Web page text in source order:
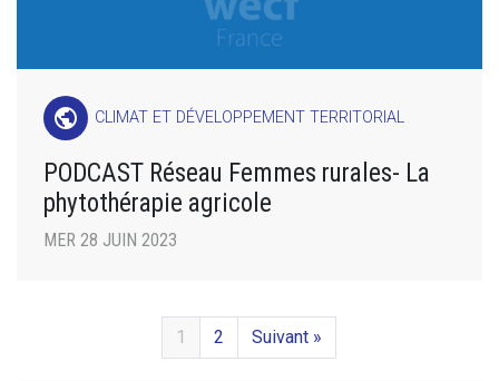
public CLIMAT ET DÉVELOPPEMENT TERRITORIAL
PODCAST Réseau Femmes rurales- La
phytothérapie agricole
MER 28 JUIN 2023
1 2 Suivant »